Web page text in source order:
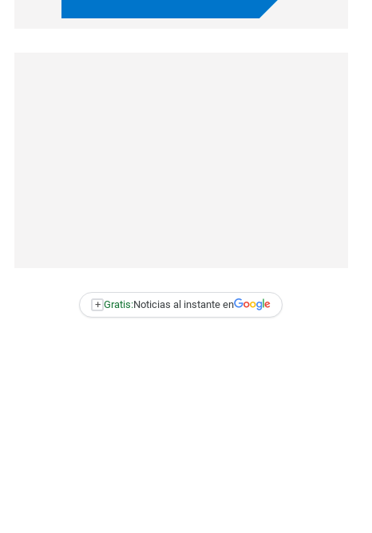
+ Gratis:Noticias al instante en